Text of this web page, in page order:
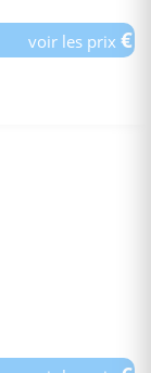
voir les prix€